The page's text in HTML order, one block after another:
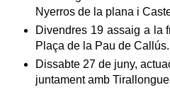
Nyerros de la plana i
Divendres 19 assaig a la
Plaça de la Pau de Callús.
Dissabte 27 de juny,
juntament amb